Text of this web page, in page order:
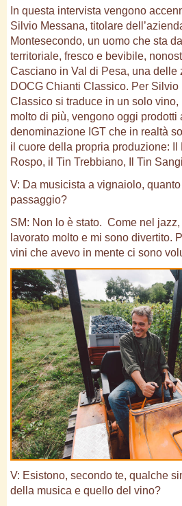
In questa intervista vengono
Silvio Messana, titolare
Montesecondo, un uomo che sta
territoriale, fresco e bevibile,
Casciano in Val di Pesa, una delle
DOCG Chianti Classico. Per Silvio
Classico si traduce in un solo
molto di più, vengono oggi prodotti
denominazione IGT che in realtà
il cuore della propria produzione: Il
Rospo, il Tin Trebbiano, Il Tin
V: Da musicista a vignaiolo,
passaggio?
SM: Non lo è stato. Come nel
lavorato molto e mi sono divertito.
vini che avevo in mente ci sono
V: Esistono, secondo te, qualche
della musica e quello del vino?